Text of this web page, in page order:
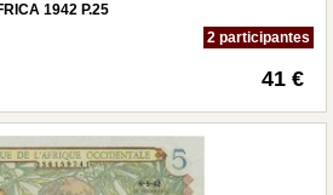
1942 P.25
2 participantes
41 €